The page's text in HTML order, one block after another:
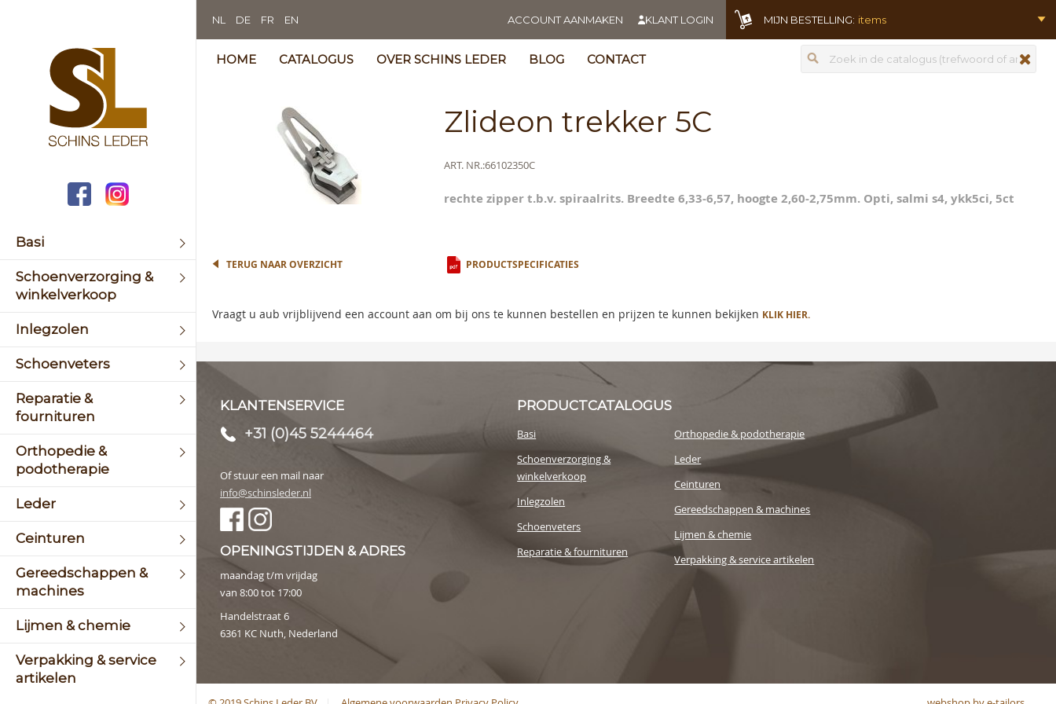
Basi
Schoenverzorging &
winkelverkoop
Inlegzolen
Schoenveters
Reparatie &
fournituren
Orthopedie &
podotherapie
Leder
Ceinturen
Gereedschappen &
machines
Lijmen & chemie
Verpakking & service
artikelen
ACCOUNT AANMAKEN KLANT LOGIN
NL DE FR EN MIJN BESTELLING: items
HOME CATALOGUS OVER SCHINS LEDER BLOG CONTACT Zoeken
Zlideon trekker 5C
Meer
ART. NR.66102350C
rechte zipper t.b.v. spiraalrits. Breedte 6,33-6,57, hoogte 2,60-2,75mm. Opti, salmi s4, ykk5ci, 5ct
to
the
end
of
the
images
beginning
images
TERUG NAAR OVERZICHT PRODUCTSPECIFICATIES
Vraagt u aub vrijblijvend een account aan om bij ons te kunnen bestellen en prijzen te kunnen bekijken KLIK HIER.
KLANTENSERVICE
+31 (0)45 5244464
Of stuur een mail naar
info@schinsleder.nl
OPENINGSTIJDEN & ADRES
maandag t/m vrijdag
van 8:00 tot 17:00
Handelstraat 6
6361 KC Nuth, Nederland
PRODUCTCATALOGUS
Basi
Schoenverzorging &
winkelverkoop
Inlegzolen
Schoenveters
Reparatie & fournituren
Orthopedie & podotherapie
Leder
Ceinturen
Gereedschappen & machines
Lijmen & chemie
Verpakking & service artikelen